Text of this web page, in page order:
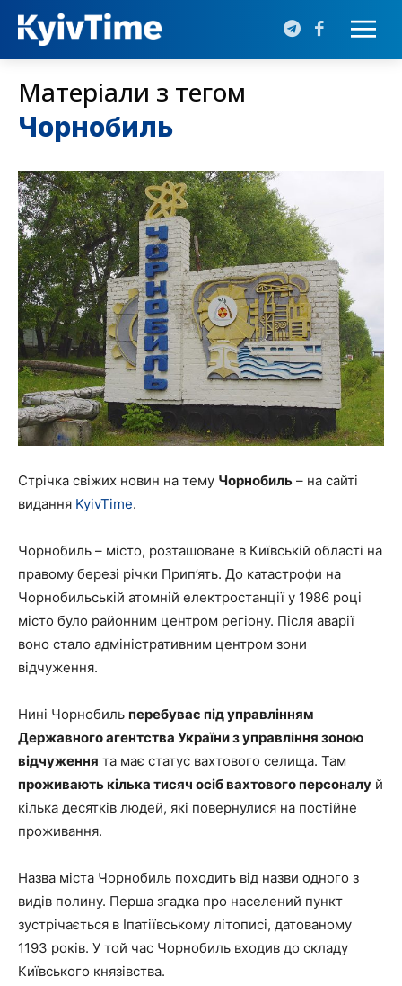
Матеріали з тегом
Чорнобиль
Стрічка свіжих новин на тему Чорнобиль – на сайті
видання KyivTime.
Чорнобиль – місто, розташоване в Київській області на
правому березі річки Прип’ять. До катастрофи на
Чорнобильській атомній електростанції у 1986 році
місто було районним центром регіону. Після аварії
воно стало адміністративним центром зони
відчуження.
Нині Чорнобиль перебуває під управлінням
Державного агентства України з управління зоною
відчуження та має статус вахтового селища. Там
проживають кілька тисяч осіб вахтового персоналу й
кілька десятків людей, які повернулися на постійне
проживання.
Назва міста Чорнобиль походить від назви одного з
видів полину. Перша згадка про населений пункт
зустрічається в Іпатіївському літописі, датованому
1193 років. У той час Чорнобиль входив до складу
Київського князівства.